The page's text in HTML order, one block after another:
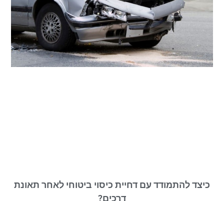
כיצד להתמודד עם דחיית כיסוי ביטוחי לאחר תאונת
דרכים?